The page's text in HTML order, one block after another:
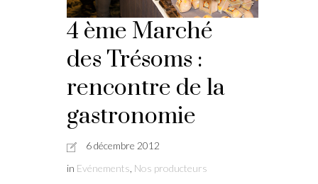
4 ème Marché
des Trésoms :
rencontre de la
gastronomie
6 décembre 2012
in Evénements, Nos producteurs